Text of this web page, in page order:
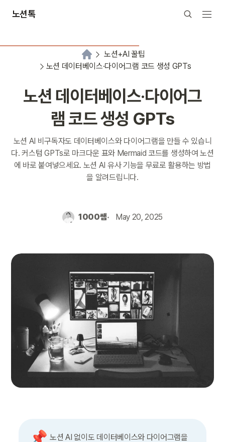
노션톡
노션+AI 꿀팁
노션 데이터베이스·다이어그램 코드 생성 GPTs
노션 데이터베이스·다이어그
램 코드 생성 GPTs
노션 AI 비구독자도 데이터베이스와 다이어그램을 만들 수 있습니
다. 커스텀 GPTs로 마크다운 표와 Mermaid 코드를 생성하여 노션
에 바로 붙여넣으세요. 노션 AI 유사 기능을 무료로 활용하는 방법
을 알려드립니다.
1000쌤 May 20, 2025
📌 노션 AI 없이도 데이터베이스와 다이어그램을